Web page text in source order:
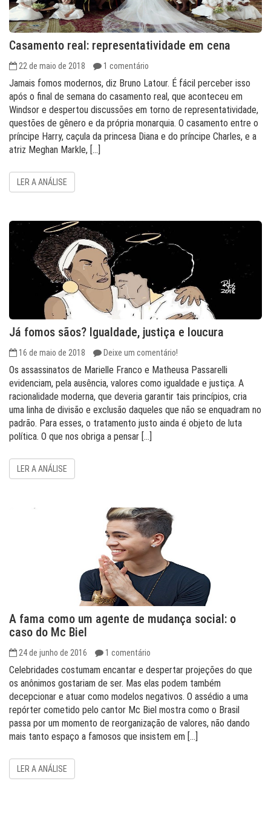
Casamento real: representatividade em cena
22 de maio de 2018 1 comentário
Jamais fomos modernos, diz Bruno Latour. É fácil perceber isso
após o final de semana do casamento real, que aconteceu em
Windsor e despertou discussões em torno de representatividade,
questões de gênero e da própria monarquia. O casamento entre o
príncipe Harry, caçula da princesa Diana e do príncipe Charles, e a
atriz Meghan Markle, […]
LER A ANÁLISE
Já fomos sãos? Igualdade, justiça e loucura
16 de maio de 2018 Deixe um comentário!
Os assassinatos de Marielle Franco e Matheusa Passarelli
evidenciam, pela ausência, valores como igualdade e justiça. A
racionalidade moderna, que deveria garantir tais princípios, cria
uma linha de divisão e exclusão daqueles que não se enquadram no
padrão. Para esses, o tratamento justo ainda é objeto de luta
política. O que nos obriga a pensar […]
LER A ANÁLISE
A fama como um agente de mudança social: o
caso do Mc Biel
24 de junho de 2016 1 comentário
Celebridades costumam encantar e despertar projeções do que
os anônimos gostariam de ser. Mas elas podem também
decepcionar e atuar como modelos negativos. O assédio a uma
repórter cometido pelo cantor Mc Biel mostra como o Brasil
passa por um momento de reorganização de valores, não dando
mais tanto espaço a famosos que insistem em […]
LER A ANÁLISE